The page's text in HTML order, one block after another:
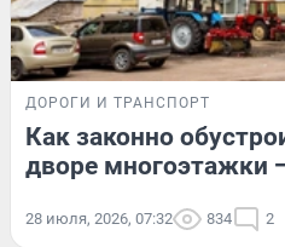
ДОРОГИ И ТРАНСПОРТ
Как законно
дворе многоэтажки
28 июля, 2026, 07:32 834 2